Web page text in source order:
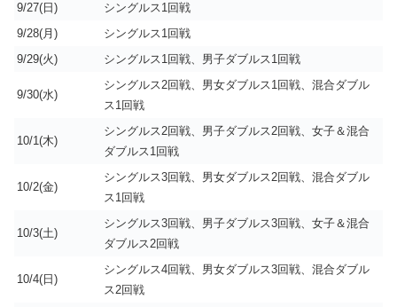
9/27(日)
シングルス1回戦
9/28(月)
シングルス1回戦
9/29(火)
シングルス1回戦、男子ダブルス1回戦
9/30(水)
シングルス2回戦、男女ダブルス1回戦、混合ダブル
ス1回戦
10/1(木)
シングルス2回戦、男子ダブルス2回戦、女子＆混合
ダブルス1回戦
10/2(金)
シングルス3回戦、男女ダブルス2回戦、混合ダブル
ス1回戦
10/3(土)
シングルス3回戦、男子ダブルス3回戦、女子＆混合
ダブルス2回戦
10/4(日)
シングルス4回戦、男女ダブルス3回戦、混合ダブル
ス2回戦